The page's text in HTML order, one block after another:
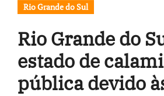
Rio Grande do Sul
Rio Grande do
estado de
pública devido